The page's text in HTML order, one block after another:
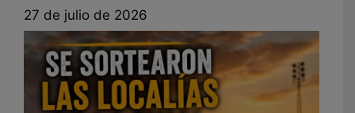
27 de julio de 2026